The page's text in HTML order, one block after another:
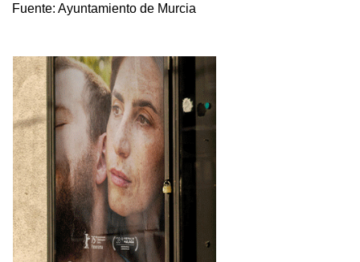
Fuente: Ayuntamiento de Murcia